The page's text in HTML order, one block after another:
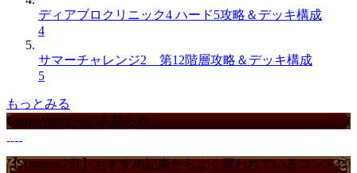
ディアブロクリニック4 ハード5攻略＆デッキ構成
4
サマーチャレンジ2 第12階層攻略＆デッキ構成
5
もっとみる
GameWithからのお知らせ
【Amazon7月】おすすめ記事からよく買われているコントロ